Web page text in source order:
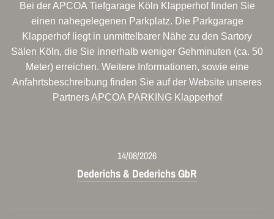
Bei der APCOA Tiefgarage Köln Klapperhof finden Sie
einen nahegelegenen Parkplatz. Die Parkgarage
Klapperhof liegt in unmittelbarer Nähe zu den Sartory
Sälen Köln, die Sie innerhalb weniger Gehminuten (ca. 50
Meter) erreichen. Weitere Informationen, sowie eine
Anfahrtsbeschreibung finden Sie auf der Website unseres
PartnersAPCOA PARKING Klapperhof
14/08/2026
Dederichs & Dederichs GbR